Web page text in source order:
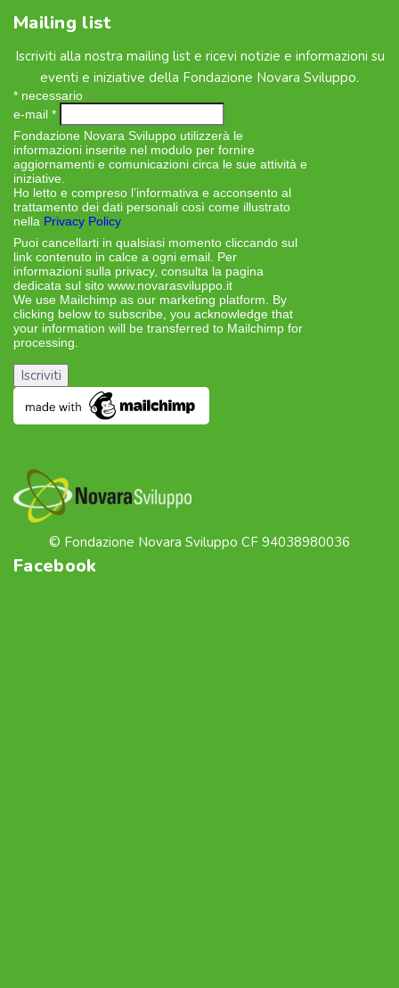
Mailing list
Iscriviti alla nostra mailing list e ricevi notizie e informazioni su
eventi e iniziative della Fondazione Novara Sviluppo.
* necessario
e-mail *
Fondazione Novara Sviluppo utilizzerà le
informazioni inserite nel modulo per fornire
aggiornamenti e comunicazioni circa le sue attività e
iniziative.
Ho letto e compreso l’informativa e acconsento al
trattamento dei dati personali così come illustrato
nella Privacy Policy
Puoi cancellarti in qualsiasi momento cliccando sul
link contenuto in calce a ogni email. Per
informazioni sulla privacy, consulta la pagina
dedicata sul sito www.novarasviluppo.it
We use Mailchimp as our marketing platform. By
clicking below to subscribe, you acknowledge that
your information will be transferred to Mailchimp for
processing.
© Fondazione Novara Sviluppo CF 94038980036
Facebook